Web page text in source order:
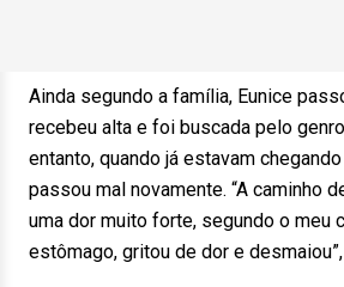
Ainda segundo a família, Eunice
recebeu alta e foi buscada pelo
entanto, quando já estavam
passou mal novamente. “A caminho
uma dor muito forte, segundo o meu
estômago, gritou de dor e